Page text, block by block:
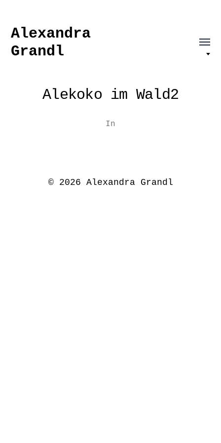
Alexandra
Grandl
Alekoko im Wald2
In
© 2026 Alexandra Grandl